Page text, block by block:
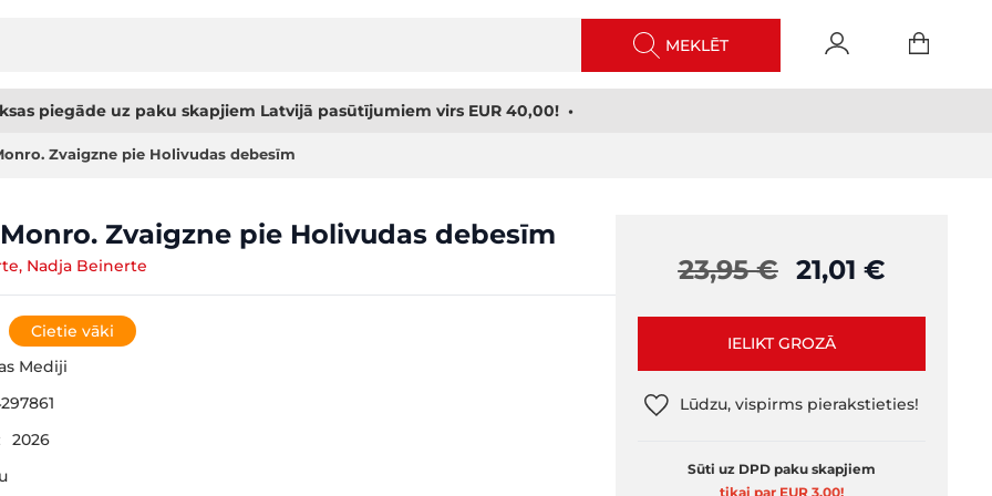
MEKLĒT
piegāde uz paku skapjiem Latvijā pasūtījumiem virs EUR 40,00! •
Zvaigzne pie Holivudas debesīm
Zvaigzne pie Holivudas debesīm
Nadja Beinerte
Cietie vāki
Mediji
2026
23,95 € 21,01 €
IELIKT GROZĀ
Lūdzu, vispirms pierakstieties!
Sūti uz DPD paku skapjiem
tikai par EUR 3,00!